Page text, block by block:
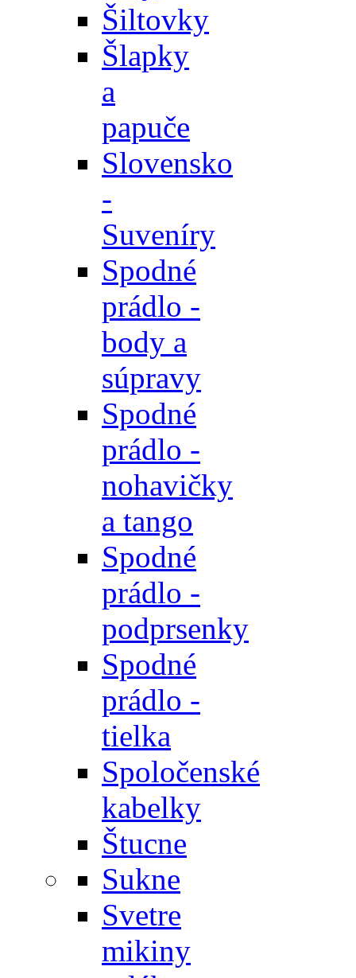
Šiltovky
Šlapky
a
papuče
Slovensko
-
Suveníry
Spodné
prádlo -
body a
súpravy
Spodné
prádlo -
nohavičky
a tango
Spodné
prádlo -
podprsenky
Spodné
prádlo -
tielka
Spoločenské
kabelky
Štucne
Sukne
Svetre
mikiny